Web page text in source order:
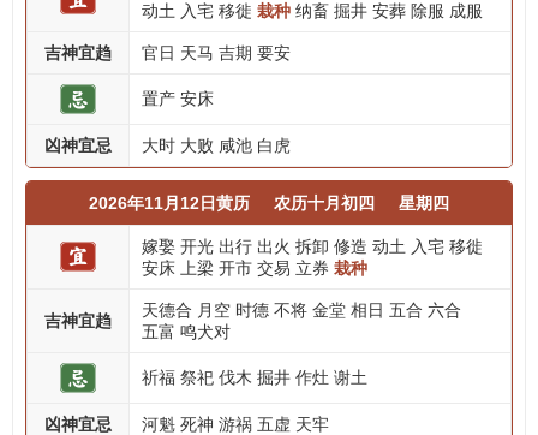
动土 入宅 移徙 栽种 纳畜 掘井 安葬 除服 成服
吉神宜趋 官日 天马 吉期 要安
置产 安床
凶神宜忌 大时 大败 咸池 白虎
2026年11月12日黄历 农历十月初四 星期四
嫁娶 开光 出行 出火 拆卸 修造 动土 入宅 移徙
安床
上梁 开市 交易 立券 栽种
吉神宜趋
天德合 月空 时德 不将 金堂 相日 五合 六合
五富 鸣犬对
祈福 祭祀 伐木 掘井 作灶 谢土
凶神宜忌 河魁 死神 游祸 五虚 天牢